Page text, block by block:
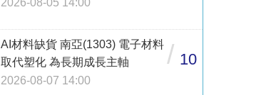
2026-08-05 14:00
AI材料缺貨 南亞(1303) 電子材料
取代塑化 為長期成長主軸
2026-08-07 14:00
/ 10